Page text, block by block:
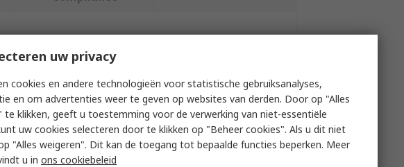
kenmerken te selecteren.
Waarde
Ergodyne
Type Lifting Hook
uw privacy
cookies en andere technologieën voor statistische gebruiksanalyses,
en om advertenties weer te geven op websites van derden. Door op "Alles
te klikken, geeft u toestemming voor de verwerking van niet-essentiële
uw cookies selecteren door te klikken op "Beheer cookies". Als u dit niet
"Alles weigeren". Dit kan de toegang tot bepaalde functies beperken. Meer
u in ons cookiebeleid